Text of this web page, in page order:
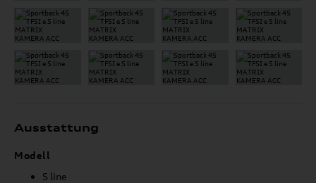
Ausstattung
Modell
S line